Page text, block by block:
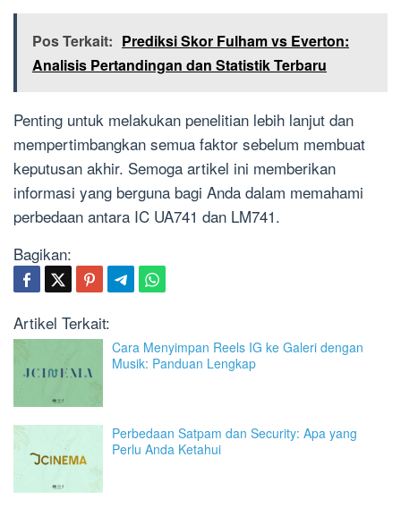
Pos Terkait: Prediksi Skor Fulham vs Everton:
Analisis Pertandingan dan Statistik Terbaru
Penting untuk melakukan penelitian lebih lanjut dan
mempertimbangkan semua faktor sebelum membuat
keputusan akhir. Semoga artikel ini memberikan
informasi yang berguna bagi Anda dalam memahami
perbedaan antara IC UA741 dan LM741.
Bagikan:
Artikel Terkait:
Cara Menyimpan Reels IG ke Galeri dengan
Musik: Panduan Lengkap
Perbedaan Satpam dan Security: Apa yang
Perlu Anda Ketahui